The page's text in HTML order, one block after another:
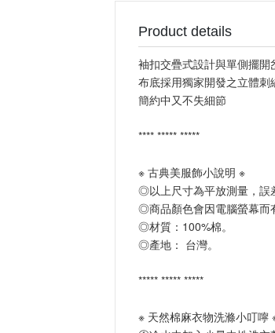
Product details
袖扣交疊式設計與單側擺開
布底採用獨家開發之立體刺
簡約中又不失細節
**** ***** *****
※ 古典美服飾小說明 ※
◎以上尺寸為平放測量，誤
◎商品顏色會因電腦螢幕而
◎材質：100%棉。
◎產地： 台灣。
***** ***** *****
※ 天然棉麻衣物洗滌小叮嚀